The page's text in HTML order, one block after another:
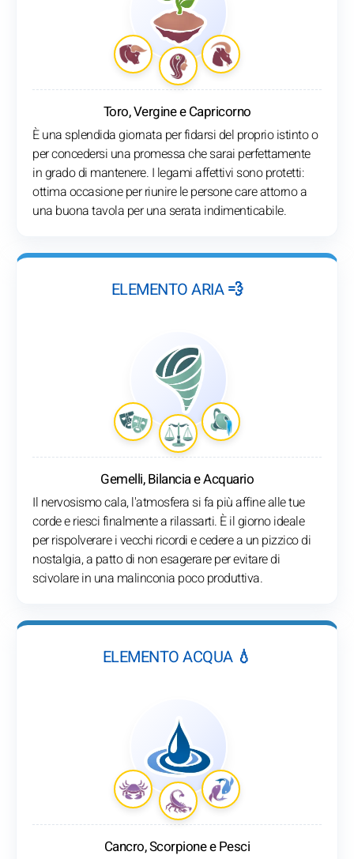
Toro, Vergine e Capricorno
È una splendida giornata per fidarsi del proprio istinto o
per concedersi una promessa che sarai perfettamente
in grado di mantenere. I legami affettivi sono protetti:
ottima occasione per riunire le persone care attorno a
una buona tavola per una serata indimenticabile.
ELEMENTO ARIA 💨
Gemelli, Bilancia e Acquario
Il nervosismo cala, l'atmosfera si fa più affine alle tue
corde e riesci finalmente a rilassarti. È il giorno ideale
per rispolverare i vecchi ricordi e cedere a un pizzico di
nostalgia, a patto di non esagerare per evitare di
scivolare in una malinconia poco produttiva.
ELEMENTO ACQUA 💧
Cancro, Scorpione e Pesci